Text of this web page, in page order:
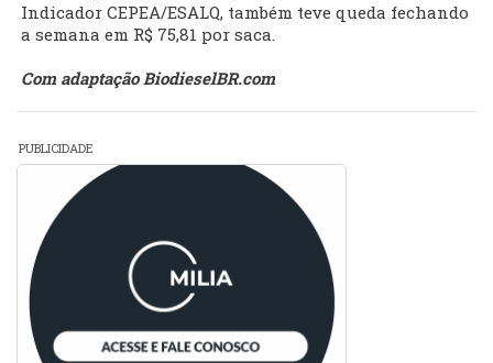
Indicador CEPEA/ESALQ, também teve queda fechando
a semana em R$ 75,81 por saca.
Com adaptação BiodieselBR.com
PUBLICIDADE